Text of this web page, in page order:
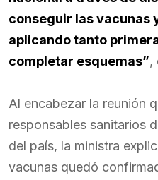
conseguir las vacunas
aplicando tanto
completar esquemas”,
Al encabezar la reunión
responsables sanitarios
del país, la ministra
vacunas quedó